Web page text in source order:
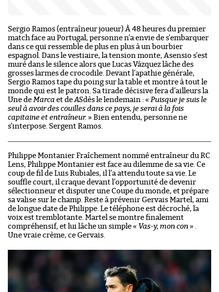
Sergio Ramos (entraîneur joueur) À 48 heures du premier
match face au Portugal, personne n’a envie de s’embarquer
dans ce qui ressemble de plus en plus à un bourbier
espagnol. Dans le vestiaire, la tension monte, Asensio s’est
muré dans le silence alors que Lucas Vázquez lâche des
grosses larmes de crocodile. Devant l’apathie générale,
Sergio Ramos tape du poing sur la table et montre à tout le
monde qui est le patron. Sa tirade décisive fera d’ailleurs la
Une de Marca et deASdès le lendemain : « Puisque je suis le
seul à avoir des couilles dans ce pays, je serai à la fois
capitaine et entraîneur. » Bien entendu, personne ne
s’interpose. Sergent Ramos.
Philippe Montanier Fraîchement nommé entraîneur du RC
Lens, Philippe Montanier est face au dilemme de sa vie. Ce
coup de fil de Luis Rubiales, il l’a attendu toute sa vie. Le
souffle court, il craque devant l’opportunité de devenir
sélectionneur et disputer une Coupe du monde, et prépare
sa valise sur le champ. Reste à prévenir Gervais Martel, ami
de longue date de Philippe. Le téléphone est décroché, la
voix est tremblotante. Martel se montre finalement
compréhensif, et lui lâche un simple « Vas-y, mon con » .
Une vraie crème, ce Gervais.